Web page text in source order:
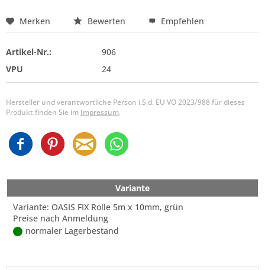
Merken Bewerten Empfehlen
Artikel-Nr.:
906
VPU
24
Hersteller und verantwortliche Person i.S.d. EU VO 2023/988 für dieses
Produkt finden Sie im Impressum.
Variante
Variante: OASIS FIX Rolle 5m x 10mm, grün
Preise nach Anmeldung
normaler Lagerbestand